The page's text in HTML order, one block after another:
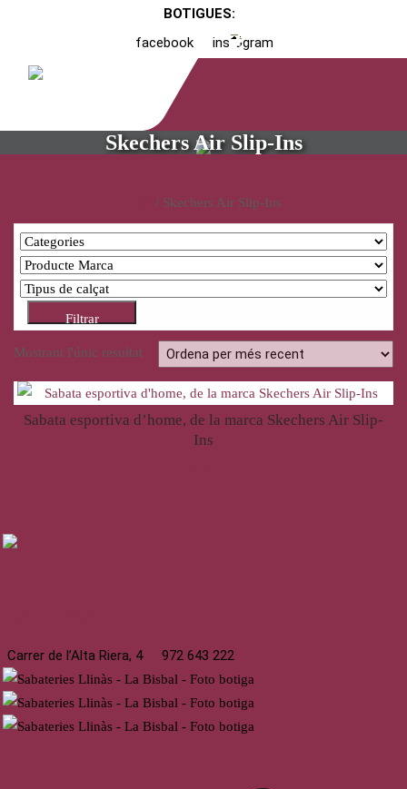
BOTIGUES:
facebook
instagram
Skechers Air Slip-Ins
/ Skechers Air Slip-Ins
Filtrar
Mostrant l'únic resultat
Sabata esportiva d’home, de la marca Skechers Air Slip-
Ins
Carrer de l’Alta Riera, 4 972 643 222